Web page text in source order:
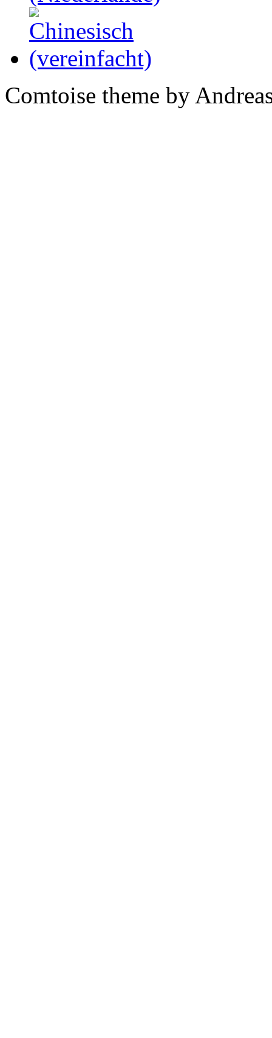
Comtoise theme by